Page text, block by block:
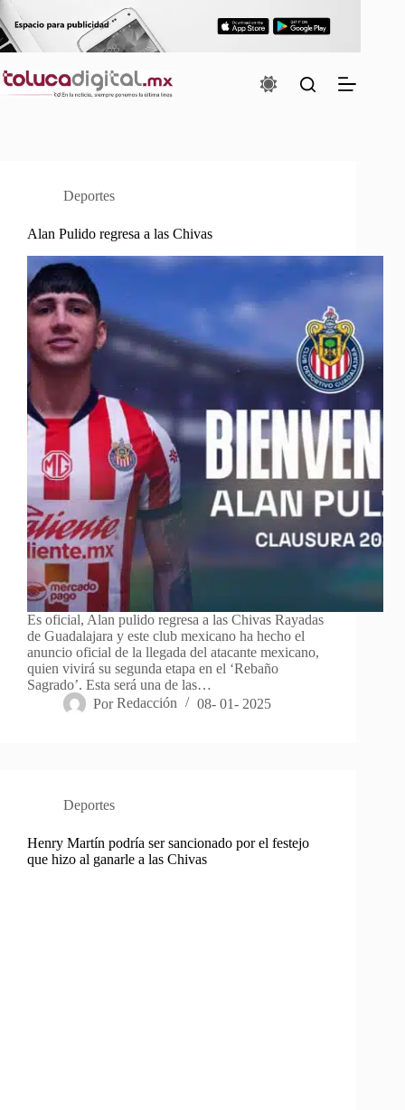
Saltar
al
contenido
Deportes
Alan Pulido regresa a las Chivas
Es oficial, Alan pulido regresa a las Chivas Rayadas
de Guadalajara y este club mexicano ha hecho el
anuncio oficial de la llegada del atacante mexicano,
quien vivirá su segunda etapa en el ‘Rebaño
Sagrado’. Esta será una de las…
Por Redacción 08- 01- 2025
Deportes
Henry Martín podría ser sancionado por el festejo
que hizo al ganarle a las Chivas